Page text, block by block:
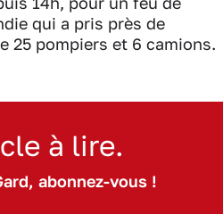
qui a pris près de
25 pompiers et 6 camions.
à lire.
abonnez-vous !